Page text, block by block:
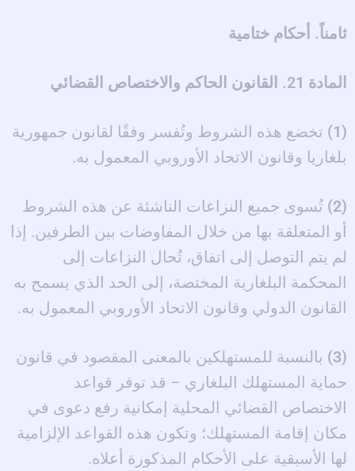
ثامناً. أحكام ختامية
المادة 21. القانون الحاكم والاختصاص القضائي
(1)
تخضع هذه الشروط وتُفسر وفقًا لقانون جمهورية
بلغاريا وقانون الاتحاد الأوروبي المعمول به.
(2)
تُسوى جميع النزاعات الناشئة عن هذه الشروط
أو المتعلقة بها من خلال المفاوضات بين الطرفين. إذا
لم يتم التوصل إلى اتفاق، تُحال النزاعات إلى
المحكمة البلغارية المختصة، إلى الحد الذي يسمح به
القانون الدولي وقانون الاتحاد الأوروبي المعمول به.
(3)
بالنسبة للمستهلكين بالمعنى المقصود في قانون
حماية المستهلك البلغاري – قد توفر قواعد
الاختصاص القضائي المحلية إمكانية رفع دعوى في
مكان إقامة المستهلك؛ وتكون هذه القواعد الإلزامية
لها الأسبقية على الأحكام المذكورة أعلاه.